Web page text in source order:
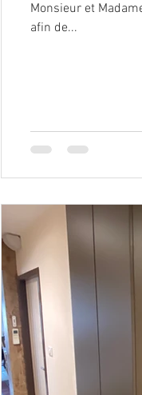
Monsieur et
afin de...